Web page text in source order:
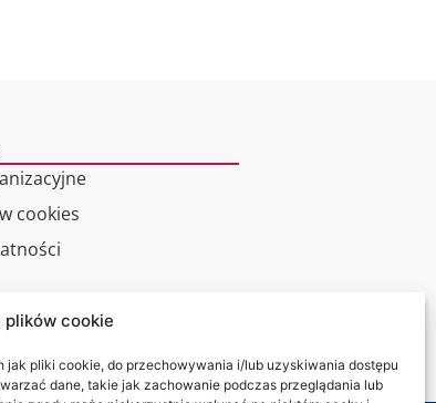
plików cookie
pliki cookie, do przechowywania i/lub uzyskiwania dostępu
dane, takie jak zachowanie podczas przeglądania lub
cookies